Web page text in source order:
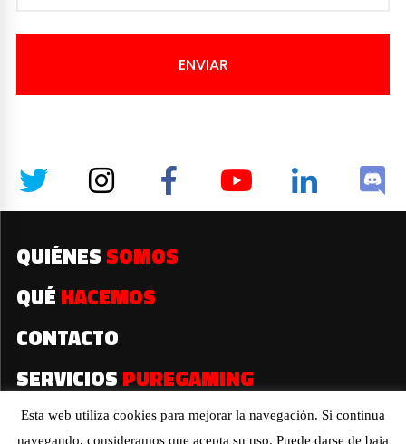
ENVIAR
QUIÉNES SOMOS
QUÉ HACEMOS
CONTACTO
SERVICIOS PUREGAMING
Esta web utiliza cookies para mejorar la navegación. Si continua
navegando, consideramos que acepta su uso. Puede darse de baja